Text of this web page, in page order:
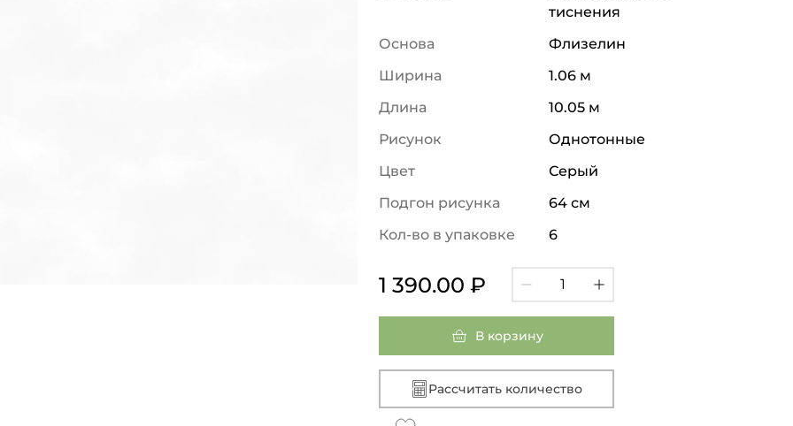
тиснения
Основа
Флизелин
Ширина
1.06 м
Длина
10.05 м
Рисунок
Однотонные
Цвет
Серый
Подгон рисунка
64 см
Кол-во в упаковке
6
1 390.00 ₽
В корзину
Рассчитать количество